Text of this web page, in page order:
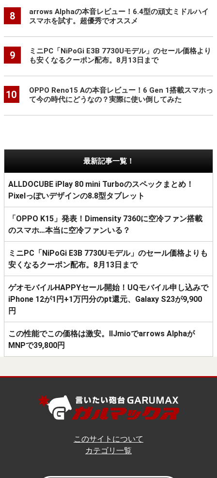
8
arrows Alphaの本音レビュー！6.4型の頑丈ミドルハイ
スマホを試す。超優秀でオススメ
9
ミニPC「NiPoGi E3B 7730Uモデル」のセール価格より
も安くなるクーポン配布。8月13日まで
10
OPPO Reno15 Aの本音レビュー！6 Gen 1搭載スマホっ
て今の時代にどうなの？実際に使い倒してみた
最新記事一覧！
ALLDOCUBE iPlay 80 mini Turboのスペックまとめ！
Pixelっぽいデザインの8.8型タブレット
「OPPO K15」発表！Dimensity 7360に空冷ファン搭載
のスマホ…本当に空冷ファンいる？
ミニPC「NiPoGi E3B 7730Uモデル」のセール価格よりも
安くなるクーポン配布。8月13日まで
ゲオモバイルHAPPYセール開始！UQモバイル申し込みで
iPhone 12が1円+1万円分のpt還元、Galaxy S23が9,900
円
この性能でこの価格は激安。IIJmioでarrows Alphaが
MNPで39,800円
このサイトについて
カテゴリ一覧